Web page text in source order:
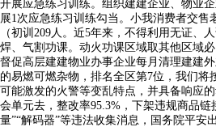
开展应急练习训练。组织建建企业、物业
展1次应急练习训练勾当。小我消费者交售
（初训209人。近5年来，不得利用无证、
焊、气割功课。动火功课区域取其他区域
督促高层建建物业办事企业每月清理建建
的易燃可燃杂物，排名全区第7位，我们将
可能激发的火警等变乱特点，并具备响应
会单元去，整改率95.3%，下架违规商品链
量”“解码器”等违法收集消息，国务院平安